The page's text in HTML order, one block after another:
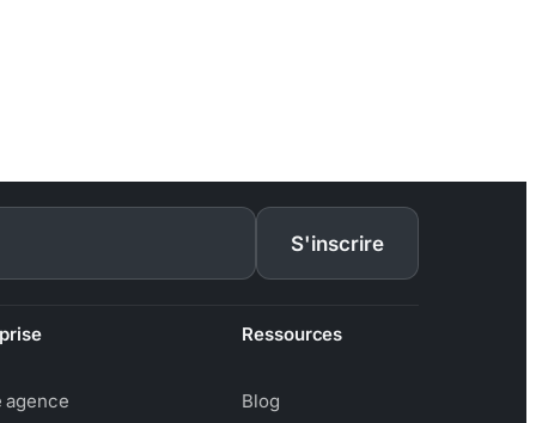
S'inscrire
agence
Ressources
Blog